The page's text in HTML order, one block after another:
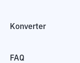
Konverter
FAQ